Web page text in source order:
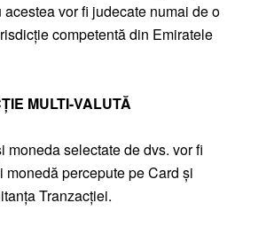
vor fi judecate numai de o
competentă din Emiratele
MULTI-VALUTĂ
moneda selectate de dvs. vor fi
monedă percepute pe Card și
Tranzacției.